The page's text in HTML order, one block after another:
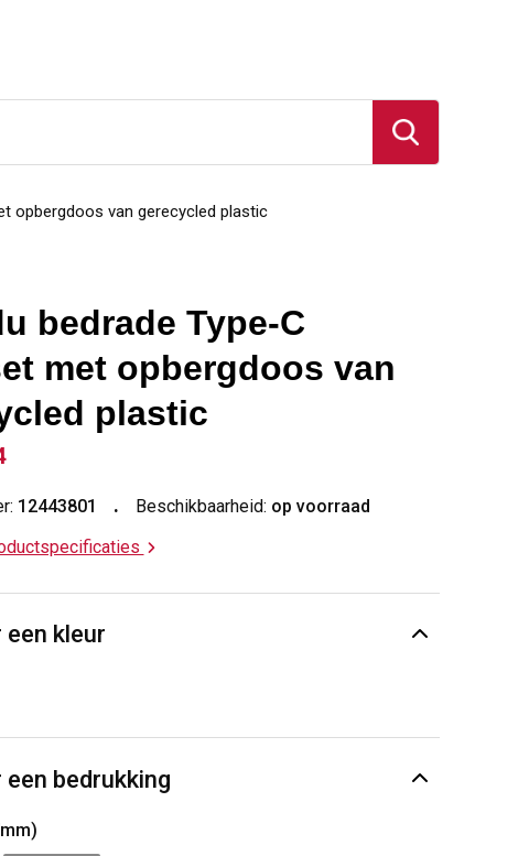
opbergdoos van gerecycled plastic
bedrade Type-C
met opbergdoos van
plastic
12443801 Beschikbaarheid: op voorraad
kleur
bedrukking